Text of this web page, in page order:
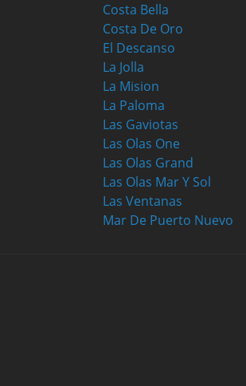
Costa Bella
Costa De Oro
El Descanso
La Jolla
La Mision
La Paloma
Las Gaviotas
Las Olas One
Las Olas Grand
Las Olas Mar Y Sol
Las Ventanas
Mar De Puerto Nuevo